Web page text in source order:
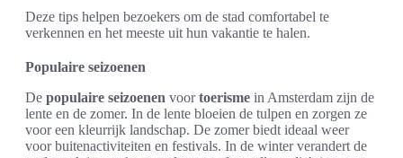
Deze tips helpen bezoekers om de stad comfortabel te
verkennen en het meeste uit hun vakantie te halen.
Populaire seizoenen
De populaire seizoenen voortoerisme in Amsterdam zijn de
lente en de zomer. In de lente bloeien de tulpen en zorgen ze
voor een kleurrijk landschap. De zomer biedt ideaal weer
voor buitenactiviteiten en festivals. In de winter verandert de